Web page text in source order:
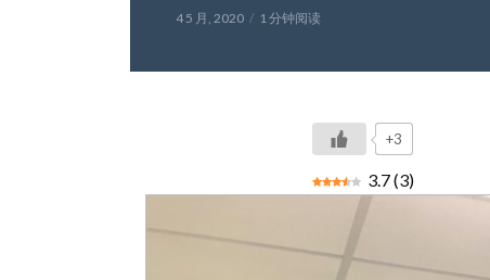
4 5 月, 2020 1 分钟阅读
+3
3.7(3)